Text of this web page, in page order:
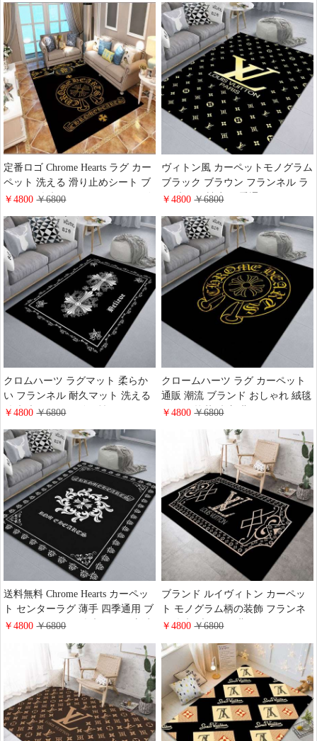
室 玄関 高級 ラグマット オールシ
ーズン
リア じゅうたん 滑り止め 洗える
オールシーズン
定番ロゴ Chrome Hearts ラグ カー
ペット 洗える 滑り止めシート ブ
ランド 絨毯 マット オールシーズ
ルーム 玄関 部屋 おしゃれ じゅう
たん
￥4800￥6800
ヴィトン風 カーペットモノグラム
ブラック ブラウン フランネル ラ
グ 洗える 遮音 四季通用 LV ホッ
め インテリア おしゃれ
￥4800￥6800
クロムハーツ ラグマット 柔らか
い フランネル 耐久マット 洗える
絨毯 大きいサイズ 個性 おしゃれ
ん タイルマット 滑り止め付 ブラ
ンド カーペット 通販
￥4800￥6800
クロームハーツ ラグ カーペット
通販 潮流 ブランド おしゃれ 絨毯
マット 抗菌 防塵 北欧風 Chrome
床 敷物・ラグ 滑り止め 洗える
￥4800￥6800
送料無料 Chrome Hearts カーペッ
ト センターラグ 薄手 四季通用 ブ
ランド おしゃれ 絨毯 マット 新生
ンテリア 豪華 ラグマット 洗える
￥4800￥6800
ブランド ルイヴィトン カーペッ
ト モノグラム柄の装飾 フランネ
ル絨毯 ブラック 北欧風 おしゃれ
ム 玄関マット 洗えるラグ 折り畳
み可能
￥4800￥6800